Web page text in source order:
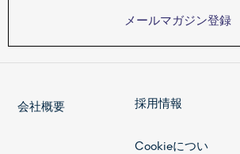
メールマガジン登録
会社概要 採用情報
Cookieについ